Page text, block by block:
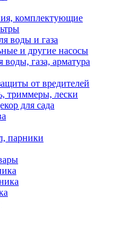
комплектующие
воды и газа
и другие насосы
газа, арматура
от вредителей
триммеры, лески
для сада
парники